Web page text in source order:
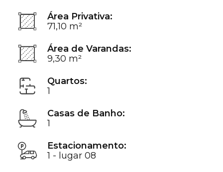
Área Privativa:
71,10 m²
Área de Varandas:
9,30 m²
Quartos:
1
Casas de Banho:
1
Estacionamento:
1 - lugar 08